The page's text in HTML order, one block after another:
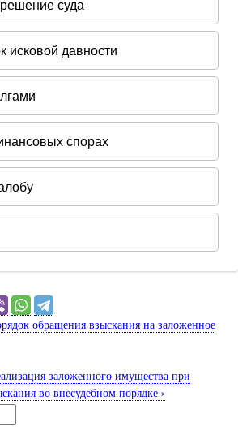
обращения взыскания на заложенное
заложенного имущества при
во внесудебном порядке ›